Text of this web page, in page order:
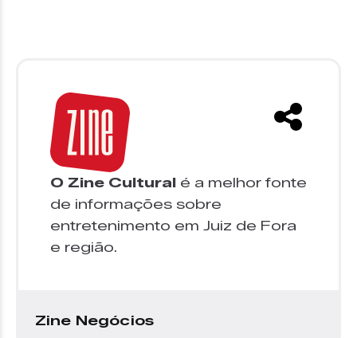
O Zine Cultural é a melhor fonte
de informações sobre
entretenimento em Juiz de Fora
e região.
Zine Negócios